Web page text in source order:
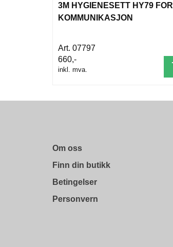
3M HYGIENESETT HY79 FOR
KOMMUNIKASJON
07797
660,-
inkl. mva.
Om oss
Finn din butikk
Betingelser
Personvern